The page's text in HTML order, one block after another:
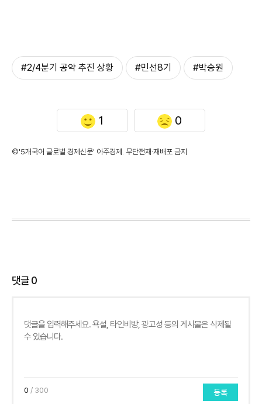
#2/4분기 공약 추진 상황 #민선8기 #박승원
1 0
©'5개국어 글로벌 경제신문' 아주경제. 무단전재·재배포 금지
댓글0
0 / 300 등록